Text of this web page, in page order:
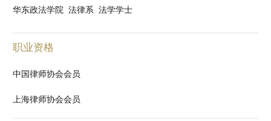
华东政法学院 法律系 法学学士
职业资格
中国律师协会会员
上海律师协会会员